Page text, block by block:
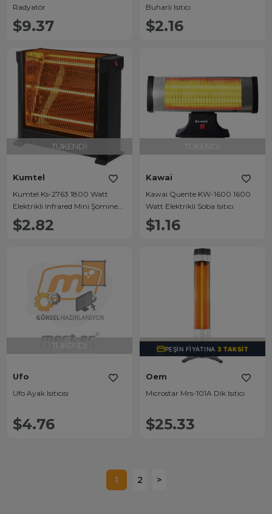
Radyatör
$9.37
Buharlı Isıtıcı
$2.16
TÜKENDI
Kumtel
Kumtel Ks-2763 1800 Watt
Elektrikli Infrared Mini Şömine
Isıtıcı Soba
$2.82
TÜKENDI
Kawai
Kawai Quente KW-1600 1600
Watt Elektrikli Soba Isıtıcı
$1.16
TÜKENDI
Ufo
Ufo Ayak Isıtıcısı
$4.76
TÜKENDI
PEŞIN FIYATINA3 TAKSIT
Oem
Mıcrostar Mrs-101A Dik Isıtıcı
$25.33
1 2 >